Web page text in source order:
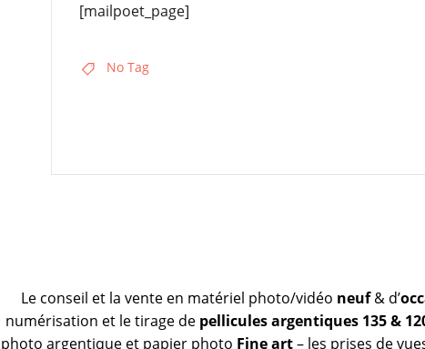
[mailpoet_page]
No Tag
Le conseil et la vente en matériel photo/vidéo neuf& d’
numérisation et le tirage de pellicules argentiques 135 &
photo argentique et papier photo Fine art– les prises de